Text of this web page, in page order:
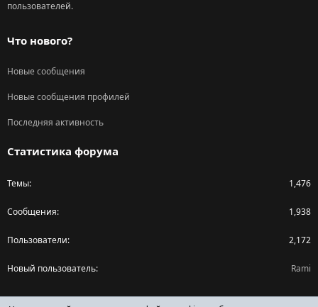
пользователей.
Что нового?
Новые сообщения
Новые сообщения профилей
Последняя активность
Статистика форума
Темы 1,476
Сообщения 1,938
Пользователи 2,172
Новый пользователь Rami